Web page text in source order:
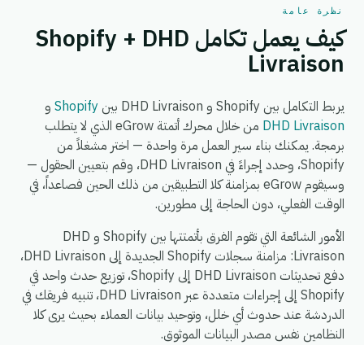
نظرة عامة
كيف يعمل تكامل Shopify + DHD
Livraison
يربط التكامل بين Shopify و DHD Livraison بين Shopify و
DHD Livraison
من خلال محرك أتمتة eGrow الذي لا يتطلب
برمجة. يمكنك بناء سير العمل مرة واحدة — اختر مشغلاً من
Shopify، وحدد إجراءً في DHD Livraison، وقم بتعيين الحقول —
وسيقوم eGrow بمزامنة كلا التطبيقين من ذلك الحين فصاعداً، في
الوقت الفعلي، دون الحاجة إلى مطورين.
الأمور الشائعة التي تقوم الفرق بأتمتتها بين Shopify و DHD
Livraison: مزامنة سجلات Shopify الجديدة إلى DHD Livraison،
دفع تحديثات DHD Livraison إلى Shopify، توزيع حدث واحد في
Shopify إلى إجراءات متعددة عبر DHD Livraison، تنبيه فريقك في
الدردشة عند حدوث أي خلل، وتوحيد بيانات العملاء بحيث يرى كلا
النظامين نفس مصدر البيانات الموثوق.